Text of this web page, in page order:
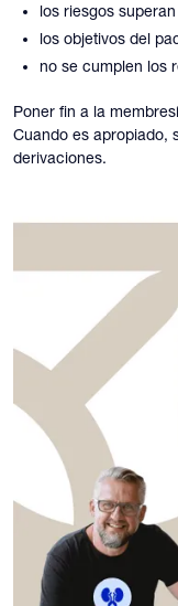
los riesgos
los objetivos del
no se cumplen los
Poner fin a la
Cuando es apropiado,
derivaciones.